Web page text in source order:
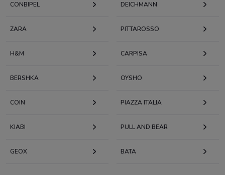
CONBIPEL DEICHMANN
ZARA PITTAROSSO
H&M CARPISA
BERSHKA OYSHO
COIN PIAZZA ITALIA
KIABI PULL AND BEAR
GEOX BATA